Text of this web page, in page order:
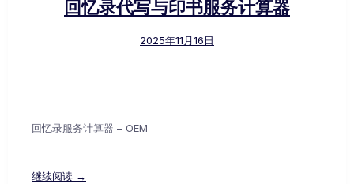
回忆录代写与印书服务计算器
2025年11月16日
回忆录服务计算器 – OEM
继续阅读 →